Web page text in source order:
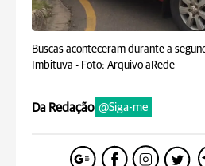
Buscas aconteceram durante a
Imbituva - Foto: Arquivo aRede
Da Redação @Siga-me